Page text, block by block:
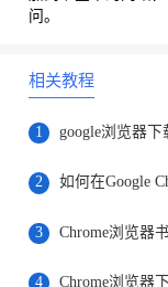
问。
相关教程
1 google浏览器
2
3
4